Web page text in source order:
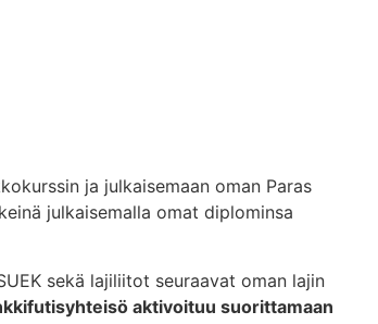
ja julkaisemaan oman Paras
julkaisemalla omat diplominsa
sekä lajiliitot seuraavat oman lajin
aktivoituu suorittamaan